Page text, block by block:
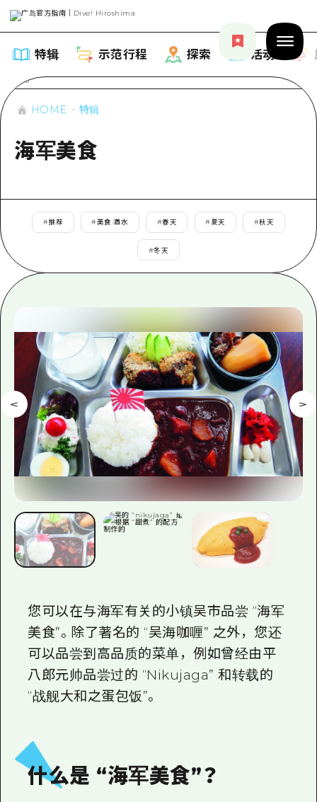
特辑 示范行程 探索 活动
特辑
列表
推荐
美食·酒水
骑自行车
购物
运动
夜晚生活
世界遗产
标准
示范行程
广岛市内
安艺
答对了
美北
艺北
宫岛周边
短途旅行
1晚2天
2晚3天
广岛市内
安艺
答對了
美北
艺北
宫岛周边
东山口
爱媛
岛根
应时信息
有用的信息
列表
访问访问
次要流量摘要
超值的游览门票
行李寄存和运送服务
面向外国游客的街角旅游信息中心
志愿者指南
通过视频介绍广岛县的魅力！
灾难发生期间的交通信息
HOME
新闻
HOME 特辑
海军美食
#推荐 #美食·酒水 #春天 # 夏天 #秋天
#冬天
您可以在与海军有关的小镇吴市品尝 “海军
美食”。除了著名的 “吴海咖喱” 之外，您还
可以品尝到高品质的菜单，例如曾经由平
八郎元帅品尝过的 “Nikujaga” 和转载的
“战舰大和之蛋包饭”。
什么是 “海军美食”？